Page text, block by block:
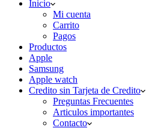
Inicio
Mi cuenta
Carrito
Pagos
Productos
Apple
Samsung
Apple watch
Credito sin Tarjeta de Credito
Preguntas Frecuentes
Articulos importantes
Contacto